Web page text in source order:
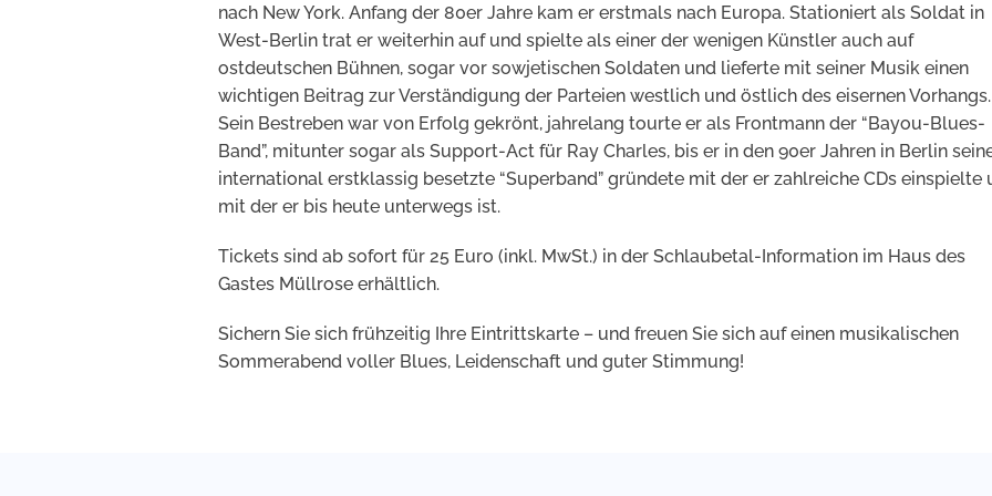
nach New York. Anfang der 80er Jahre kam er erstmals nach Europa. Stationiert als Soldat in
West-Berlin trat er weiterhin auf und spielte als einer der wenigen Künstler auch auf
ostdeutschen Bühnen, sogar vor sowjetischen Soldaten und lieferte mit seiner Musik einen
wichtigen Beitrag zur Verständigung der Parteien westlich und östlich des eisernen Vorhangs.
Sein Bestreben war von Erfolg gekrönt, jahrelang tourte er als Frontmann der “Bayou-Blues-
Band”, mitunter sogar als Support-Act für Ray Charles, bis er in den 90er Jahren in Berlin
international erstklassig besetzte “Superband” gründete mit der er zahlreiche CDs einspielte
mit der er bis heute unterwegs ist.
Tickets sind ab sofort für 25 Euro (inkl. MwSt.) in der Schlaubetal-Information im Haus des
Gastes Müllrose erhältlich.
Sichern Sie sich frühzeitig Ihre Eintrittskarte – und freuen Sie sich auf einen musikalischen
Sommerabend voller Blues, Leidenschaft und guter Stimmung!